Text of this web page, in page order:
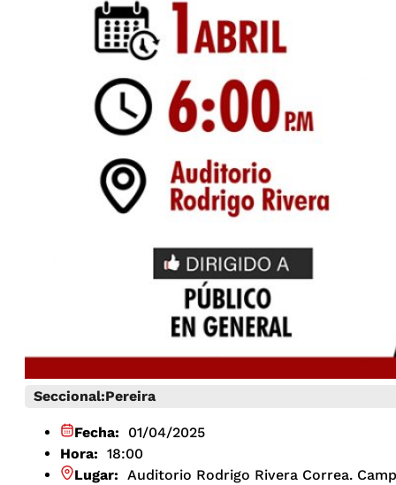
Seccional:Pereira
Fecha:
01/04/2025
Hora: 18:00
Lugar: Auditorio Rodrigo Rivera Correa.